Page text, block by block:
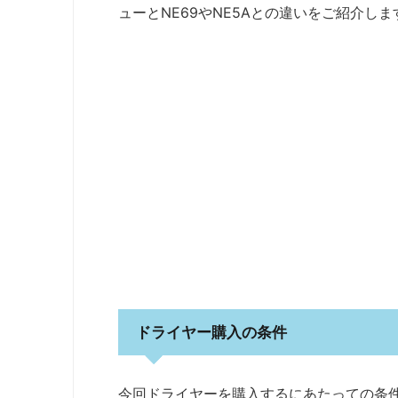
ューとNE69やNE5Aとの違いをご紹介しま
ドライヤー購入の条件
今回ドライヤーを購入するにあたっての条